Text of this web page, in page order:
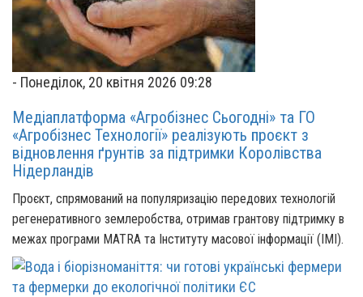
- Понеділок, 20 квітня 2026 09:28
Медіаплатформа «Агробізнес Сьогодні» та ГО
«Агробізнес Технології» реалізують проєкт з
відновлення ґрунтів за підтримки Королівства
Нідерландів
Проєкт, спрямований на популяризацію передових технологій
регенеративного землеробства, отримав грантову підтримку в
межах програми MATRA та Інституту масової інформації (ІМІ).